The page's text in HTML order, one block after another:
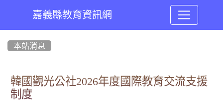
嘉義縣教育資訊網
本站消息
韓國觀光公社2026年度國際教育交流支援
制度